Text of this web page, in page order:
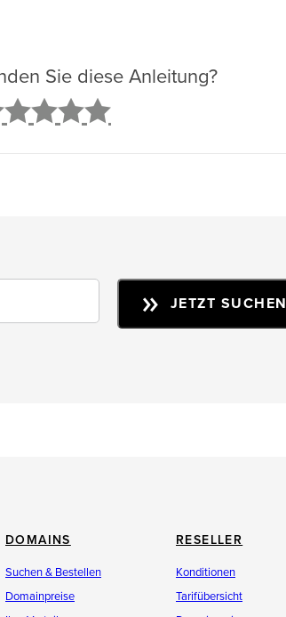
Sie diese Anleitung?
JETZT SUCHEN
DOMAINS
Suchen & Bestellen
Domainpreise
RESELLER
Konditionen
Tarifübersicht